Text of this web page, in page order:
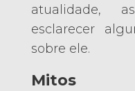
atualidade,
esclarecer
sobre ele.
Mitos